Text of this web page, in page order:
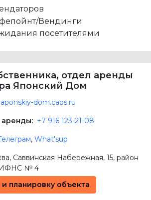
Вендинги
посетителями
отдел аренды
Японский Дом
dom.caos.ru
аренды: +7 916 123-21-08
, What'sup
, Саввинская Набережная, 15, район
№ 4
планировку объекта